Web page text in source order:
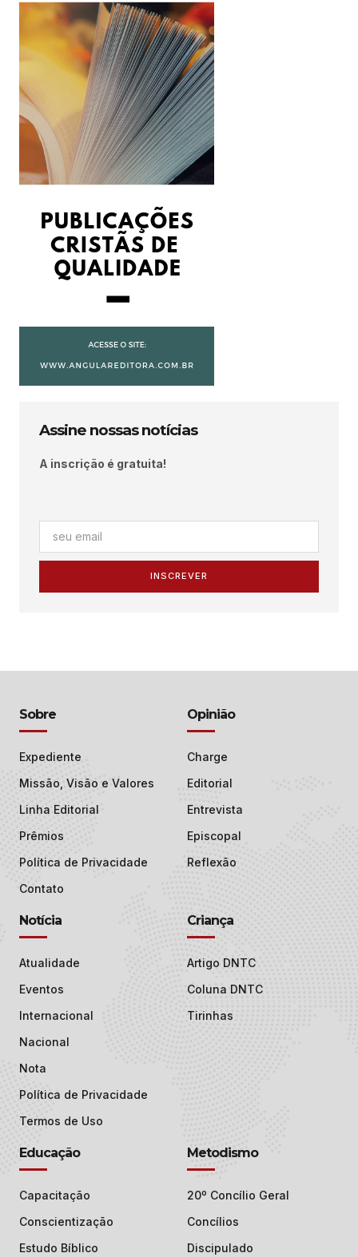
Assine nossas notícias
A inscrição é gratuita!
INSCREVER
Sobre
Expediente
Missão, Visão e Valores
Linha Editorial
Prêmios
Política de Privacidade
Contato
Opinião
Charge
Editorial
Entrevista
Episcopal
Reflexão
Notícia
Atualidade
Eventos
Internacional
Nacional
Nota
Política de Privacidade
Termos de Uso
Criança
Artigo DNTC
Coluna DNTC
Tirinhas
Educação
Capacitação
Conscientização
Estudo Bíblico
Metodismo
20º Concílio Geral
Concílios
Discipulado